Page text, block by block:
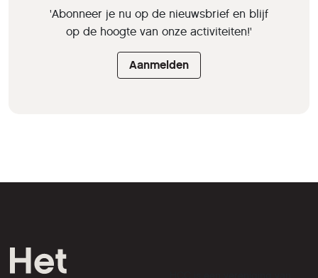
'Abonneer je nu op de nieuwsbrief en blijf
op de hoogte van onze activiteiten!'
Aanmelden